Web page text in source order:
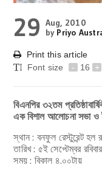
29 Aug, 2010
by Priyo
Print this article
Font size
- 16 +
বিএনপির ৩২তম
এক বিশাল আলোচনা সভা
স্থান : বনফুল রেস্টুরেন্ট হল
তারিখ : ৫ই সেপ্টেম্বর
সময় : বিকাল ৪.০০টায়